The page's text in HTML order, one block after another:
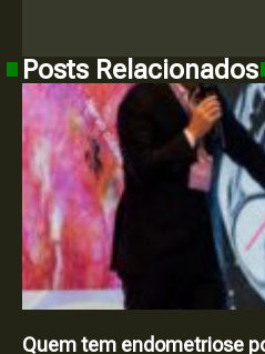
Posts Relacionados
Quem tem endometriose